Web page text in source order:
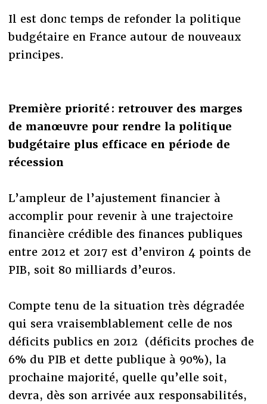
Il est donc temps de refonder la politique
budgétaire en France autour de nouveaux
principes.
Première priorité : retrouver des marges
de manœuvre pour rendre la politique
budgétaire plus efficace en période de
récession
L’ampleur de l’ajustement financier à
accomplir pour revenir à une trajectoire
financière crédible des finances publiques
entre 2012 et 2017 est d’environ 4 points de
PIB, soit 80 milliards d’euros.
Compte tenu de la situation très dégradée
qui sera vraisemblablement celle de nos
déficits publics en 2012 (déficits proches de
6% du PIB et dette publique à 90%), la
prochaine majorité, quelle qu’elle soit,
devra, dès son arrivée aux responsabilités,